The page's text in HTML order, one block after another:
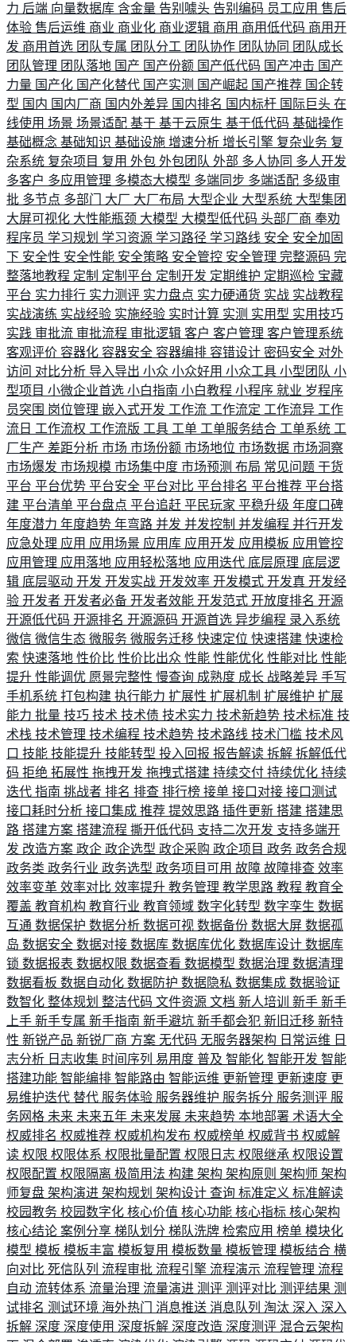
力 后端 向量数据库 含金量 告别噱头 告别编码 员工应用 售后
体验 售后运维 商业 商业化 商业逻辑 商用 商用低代码 商用开
发 商用首选 团队专属 团队分工 团队协作 团队协同 团队成长
团队管理 团队落地 国产 国产份额 国产低代码 国产冲击 国产
力量 国产化 国产化替代 国产实测 国产崛起 国产推荐 国企转
型 国内 国内厂商 国内外差异 国内排名 国内标杆 国际巨头 在
线使用 场景 场景适配 基于 基于云原生 基于低代码 基础操作
基础概念 基础知识 基础设施 增速分析 增长引擎 复杂业务 复
杂系统 复杂项目 复用 外包 外包团队 外部 多人协同 多人开发
多客户 多应用管理 多模态大模型 多端同步 多端适配 多级审
批 多节点 多部门 大厂 大厂布局 大型企业 大型系统 大型集团
大屏可视化 大性能瓶颈 大模型 大模型低代码 头部厂商 奉劝
程序员 学习规划 学习资源 学习路径 学习路线 安全 安全加固
下 安全性 安全性能 安全策略 安全管控 安全管理 完整源码 完
整落地教程 定制 定制平台 定制开发 定期维护 定期巡检 宝藏
平台 实力排行 实力测评 实力盘点 实力硬通货 实战 实战教程
实战演练 实战经验 实施经验 实时计算 实测 实用型 实用技巧
实践 审批流 审批流程 审批逻辑 客户 客户管理 客户管理系统
客观评价 容器化 容器安全 容器编排 容错设计 密码安全 对外
访问 对比分析 导入导出 小众 小众好用 小众工具 小型团队 小
型项目 小微企业首选 小白指南 小白教程 小程序 就业 岁程序
员突围 岗位管理 嵌入式开发 工作流 工作流定 工作流异 工作
流日 工作流权 工作流版 工具 工单 工单服务结合 工单系统 工
厂生产 差距分析 市场 市场份额 市场地位 市场数据 市场洞察
市场爆发 市场规模 市场集中度 市场预测 布局 常见问题 干货
平台 平台优势 平台安全 平台对比 平台排名 平台推荐 平台搭
建 平台清单 平台盘点 平台追赶 平民玩家 平稳升级 年度口碑
年度潜力 年度趋势 年弯路 并发 并发控制 并发编程 并行开发
应急处理 应用 应用场景 应用库 应用开发 应用模板 应用管控
应用管理 应用落地 应用轻松落地 应用迭代 底层原理 底层逻
辑 底层驱动 开发 开发实战 开发效率 开发模式 开发真 开发经
验 开发者 开发者必备 开发者效能 开发范式 开放度排名 开源
开源低代码 开源排名 开源源码 开源首选 异步编程 录入系统
微信 微信生态 微服务 微服务迁移 快速定位 快速搭建 快速检
索 快速落地 性价比 性价比出众 性能 性能优化 性能对比 性能
提升 性能调优 愿景完整性 慢查询 成熟度 成长 战略差异 手写
手机系统 打包构建 执行能力 扩展性 扩展机制 扩展维护 扩展
能力 批量 技巧 技术 技术债 技术实力 技术新趋势 技术标准 技
术栈 技术管理 技术编程 技术趋势 技术路线 技术门槛 技术风
口 技能 技能提升 技能转型 投入回报 报告解读 拆解 拆解低代
码 拒绝 拓展性 拖拽开发 拖拽式搭建 持续交付 持续优化 持续
迭代 指南 挑战者 排名 排查 排行榜 接单 接口对接 接口测试
接口耗时分析 接口集成 推荐 提效思路 插件更新 搭建 搭建思
路 搭建方案 搭建流程 撕开低代码 支持二次开发 支持多端开
发 改造方案 政企 政企选型 政企采购 政企项目 政务 政务合规
政务类 政务行业 政务选型 政务项目可用 故障 故障排查 效率
效率变革 效率对比 效率提升 教务管理 教学思路 教程 教育全
覆盖 教育机构 教育行业 教育领域 数字化转型 数字孪生 数据
互通 数据保护 数据分析 数据可视 数据备份 数据大屏 数据孤
岛 数据安全 数据对接 数据库 数据库优化 数据库设计 数据库
锁 数据报表 数据权限 数据查看 数据模型 数据治理 数据清理
数据看板 数据自动化 数据防护 数据隐私 数据集成 数据验证
数智化 整体规划 整洁代码 文件资源 文档 新人培训 新手 新手
上手 新手专属 新手指南 新手避坑 新手都会犯 新旧迁移 新特
性 新锐产品 新锐厂商 方案 无代码 无服务器架构 日常运维 日
志分析 日志收集 时间序列 易用度 普及 智能化 智能开发 智能
搭建功能 智能编排 智能路由 智能运维 更新管理 更新速度 更
易维护迭代 替代 服务体验 服务器维护 服务拆分 服务测评 服
务网格 未来 未来五年 未来发展 未来趋势 本地部署 术语大全
权威排名 权威推荐 权威机构发布 权威榜单 权威背书 权威解
读 权限 权限体系 权限批量配置 权限日志 权限继承 权限设置
权限配置 权限隔离 极简用法 构建 架构 架构原则 架构师 架构
师复盘 架构演进 架构规划 架构设计 查询 标准定义 标准解读
校园教务 校园数字化 核心价值 核心功能 核心指标 核心架构
核心结论 案例分享 梯队划分 梯队洗牌 检索应用 榜单 模块化
模型 模板 模板丰富 模板复用 模板数量 模板管理 模板结合 横
向对比 死信队列 流程审批 流程引擎 流程演示 流程管理 流程
自动 流转体系 流量治理 流量演进 测评 测评对比 测评结果 测
试排名 测试环境 海外热门 消息推送 消息队列 淘汰 深入 深入
拆解 深度 深度使用 深度拆解 深度改造 深度测评 混合云架构